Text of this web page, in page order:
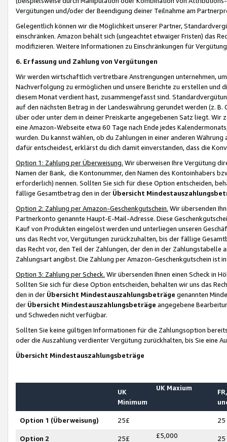
Vergütungen und/oder der Beendigung deiner Teilnahme am
Gelegentlich können wir die Möglichkeit unserer Partner,
einschränken. Amazon behält sich (ungeachtet etwaiger Fristen) das
modifizieren. Weitere Informationen zu Einschränkungen für
6. Erfassung und Zahlung von Vergütungen
Wir werden wirtschaftlich vertretbare Anstrengungen unternehmen,
Nachverfolgung zu ermöglichen und unsere Berichte zu erstellen und
diesem Monat verdient hast, zusammengefasst sind.
auf den nächsten Betrag in der Landeswährung gerundet werden (z.
über oder unter dem in deiner Preiskarte angegebenen Satz liegt.
eine Amazon-Webseite etwa 60 Tage nach Ende jedes
wurden. Du kannst wählen, ob du Zahlungen in einer anderen
dafür entscheidest, erklärst du dich damit einverstanden, dass die
Option 1: Zahlung per Überweisung. Wir überweisen Ihre Vergütung
Namen der Bank, die Kontonummer, den Namen des Kontoinhabers
erforderlich) nennen. Sollten Sie sich für diese Option entscheiden,
fällige Gesamtbetrag den in der Übersicht
Option 2: Zahlung per Amazon-Geschenkgutschein. Wir übersenden
Partnerkonto genannte Haupt-E-Mail-Adresse. Diese
Kauf von Produkten eingelöst werden und unterliegen unseren
uns das Recht vor, Vergütungen zurückzuhalten, bis der fällige
das Recht vor, den Teil der Zahlungen, der den in der
Zahlungsart angibst. Die Zahlung per Amazon-Geschenkgutschein ist
Option 3: Zahlung per Scheck. Wir übersenden Ihnen einen Scheck in
Sollten Sie sich für diese Option entscheiden, behalten wir uns das
den in der Übersicht Mindestauszahlungsbeträge genannten
der Übersicht Mindestauszahlungsbeträge angegebene
und Schweden nicht verfügbar.
Sollten Sie keine gültigen Informationen für die Zahlungsoption
oder die Auszahlung verdienter Vergütung zurückhalten, bis Sie
Übersicht Mindestauszahlungsbeträge
UK
Minimum
UK Maxium
Option 1 (Überweisung) 25£ 25
Option 2
25£ £5,000 25